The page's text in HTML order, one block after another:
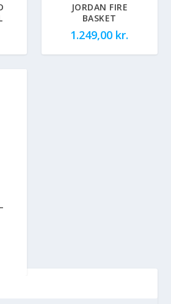
JORDAN FIRE
BASKET
1.249,00 kr.